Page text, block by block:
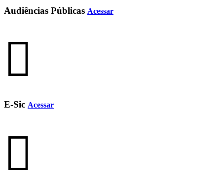
Audiências Públicas Acessar
E-Sic Acessar